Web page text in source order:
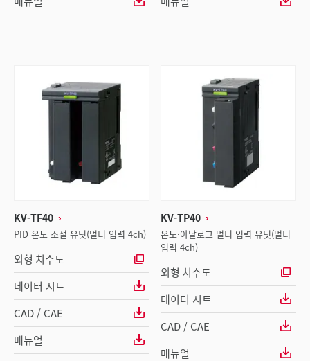
KV-TF40
PID 온도 조절 유닛(멀티 입력 4ch)
외형 치수도
데이터 시트
CAD / CAE
매뉴얼
KV-TP40
온도·아날로그 멀티 입력 유닛(멀티
입력 4ch)
외형 치수도
데이터 시트
CAD / CAE
매뉴얼